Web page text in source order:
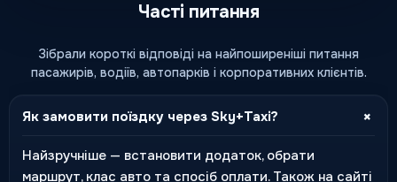
Часті питання
Зібрали короткі відповіді на найпоширеніші питання
пасажирів, водіїв, автопарків і корпоративних клієнтів.
Як замовити поїздку через Sky+Taxi? +
Найзручніше — встановити додаток, обрати
маршрут, клас авто та спосіб оплати. Також на сайті